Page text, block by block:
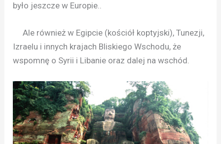
było jeszcze w Europie..
Ale również w Egipcie (kościół koptyjski), Tunezji,
Izraelu i innych krajach Bliskiego Wschodu, że
wspomnę o Syrii i Libanie oraz dalej na wschód.